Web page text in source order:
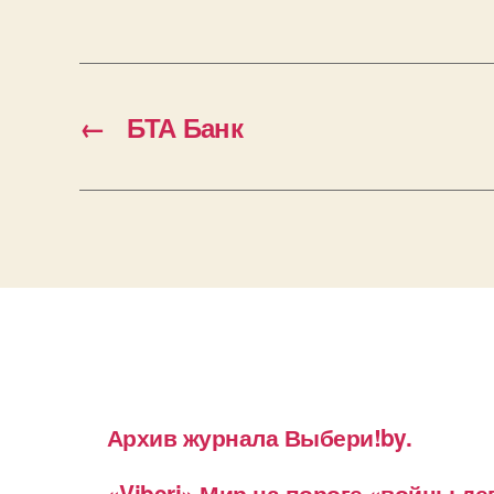
← БТА Банк
Архив журнала Выбери!by.